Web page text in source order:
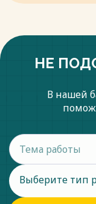
НЕ
В нашей
Выберите тип